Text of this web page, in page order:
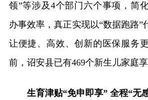
领”等涉及4个部门六个事项，简
办事效率，真正实现以“数据跑路”
让便捷、高效、创新的医保服务
前，诏安县已有469个新生儿家庭
生育津贴“免申即享” 全程“无